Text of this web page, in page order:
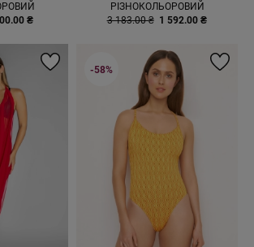
₴
РІЗНОКОЛЬОРОВИЙ
3 183.00 ₴ 1 592.00 ₴
-58%